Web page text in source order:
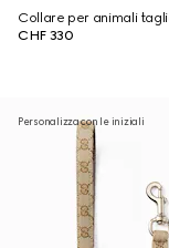
Collare per animali
CHF 330
Personalizza con le iniziali